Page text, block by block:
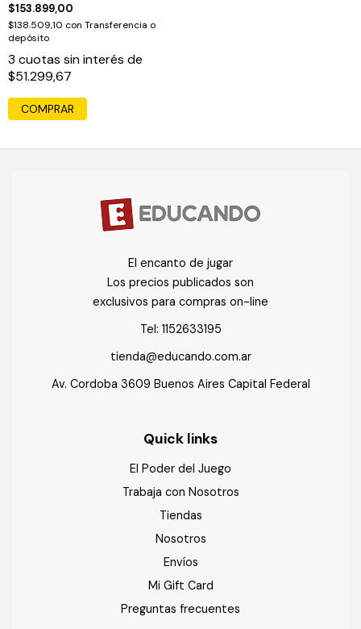
$153.899,00
$138.509,10 con Transferencia o
depósito
3 cuotas sin interés de
$51.299,67
COMPRAR
El encanto de jugar
Los precios publicados son
exclusivos para compras on-line
Tel: 1152633195
tienda@educando.com.ar
Av. Cordoba 3609 Buenos Aires Capital Federal
Quick links
El Poder del Juego
Trabaja con Nosotros
Tiendas
Nosotros
Envíos
Mi Gift Card
Preguntas frecuentes